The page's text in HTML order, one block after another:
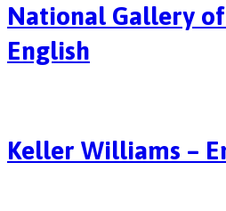
National Gallery of
English
Keller Williams –